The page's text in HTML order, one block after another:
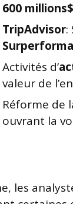
600 millions$
TripAdvisor:
Activités d’
valeur de
Réforme de
ouvrant la
les